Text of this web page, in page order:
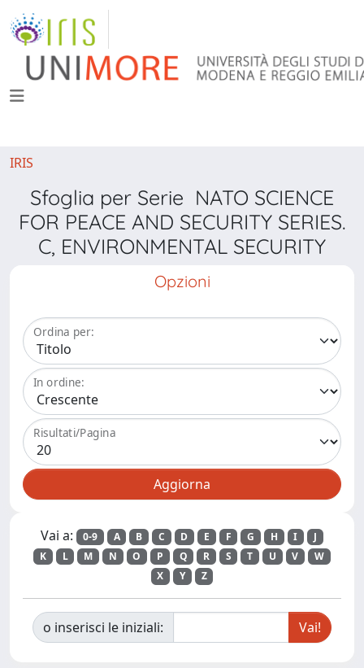
IRIS
Sfoglia per Serie NATO SCIENCE
FOR PEACE AND SECURITY SERIES.
C, ENVIRONMENTAL SECURITY
Opzioni
Ordina per:
In ordine:
Risultati/Pagina
Vai a: 0-9 A B C D E F G H I
J
K
L M N O P Q R S T U V
W
X
Y Z
o inserisci le iniziali: